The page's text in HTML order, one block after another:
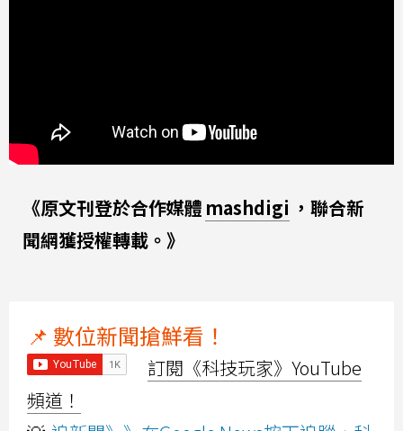
《原文刊登於合作媒體 mashdigi ，聯合新
聞網獲授權轉載。》
📌 數位新聞搶鮮看！
訂閱《科技玩家》YouTube
頻道！